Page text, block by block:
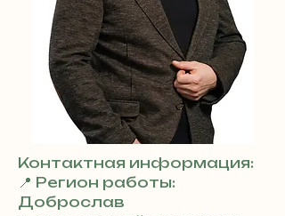
Контактная информация:
📍 Регион работы:
Доброслав